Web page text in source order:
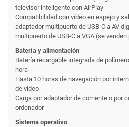
televisor inteligente con AirPlay
Compatibilidad con vídeo en espejo y
adaptador multipuerto de USB-C a AV
multipuerto de USB-C a VGA (se
Batería y alimentación
Batería recargable integrada de
hora
Hasta 10 horas de navegación por
de vídeo
Carga por adaptador de corriente o por
ordenador
Sistema operativo